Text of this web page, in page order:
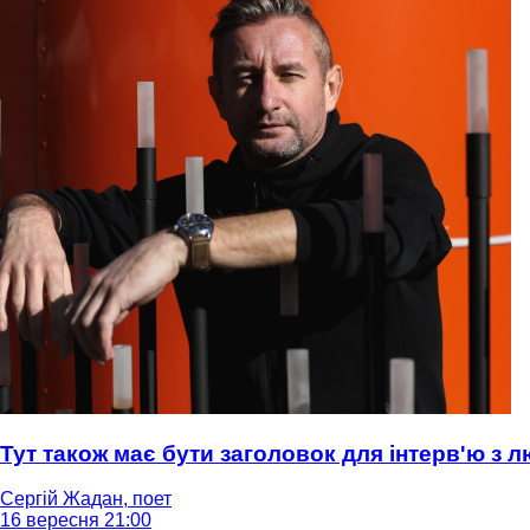
Тут також має бути заголовок для інтерв'ю
Сергій Жадан, поет
16 вересня 21:00